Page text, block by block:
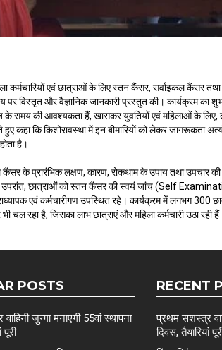
कर्मचारियों एवं छात्राओं के लिए स्तन कैंसर, सर्वाइकल
पर विस्तृत और वैज्ञानिक जानकारी प्रस्तुत की। कार्यक्रम का
समय की आवश्यकता हैं, खासकर युवतियों एवं महिलाओं के लिए,
करते हुए कहा कि किशोरावस्था में इन बीमारियों को लेकर
है।
के प्रारंभिक लक्षण, कारण, रोकथाम के उपाय तथा उपचार की
छात्राओं को स्तन कैंसर की स्वयं जांच (Self
एवं कर्मचारीगण उपस्थित रहे। कार्यक्रम में लगभग 300
भी चल रहा है, जिसका लाभ छात्राएं और महिला कर्मचारी उठा
POSTS
जुन्गा मनाएगी 55वां स्थापना
पूरी
RECENT
प्रथम सशस्त्र
दिवस, तैयारियां